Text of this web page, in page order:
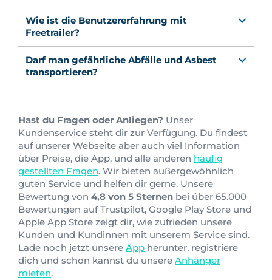
Wie ist die Benutzererfahrung mit
Freetrailer?
Darf man gefährliche Abfälle und Asbest
transportieren?
Hast du Fragen oder Anliegen? Unser
Kundenservice steht dir zur Verfügung. Du findest
auf unserer Webseite aber auch viel Information
über Preise, die App, und alle anderen häufig
gestellten Fragen. Wir bieten außergewöhnlich
guten Service und helfen dir gerne. Unsere
Bewertung von 4,8 von 5 Sternen bei über 65.000
Bewertungen auf Trustpilot, Google Play Store und
Apple App Store zeigt dir, wie zufrieden unsere
Kunden und Kundinnen mit unserem Service sind.
Lade noch jetzt unsere App herunter, registriere
dich und schon kannst du unsere Anhänger
mieten.